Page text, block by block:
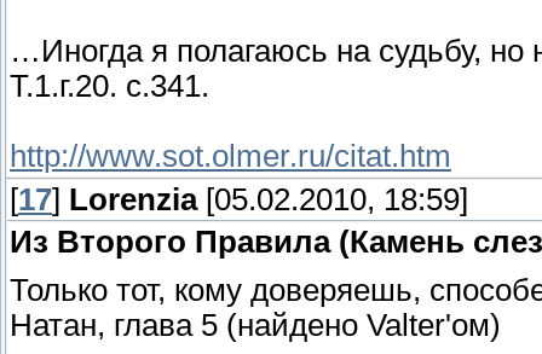
…Иногда я полагаюсь на судьбу,
Т.1.г.20. с.341.
http://www.sot.olmer.ru/citat.htm
[17] Lorenzia[05.02.2010, 18:59]
Из Второго Правила (Камень
Только тот, кому доверяешь,
Натан, глава 5 (найдено Valter'ом)